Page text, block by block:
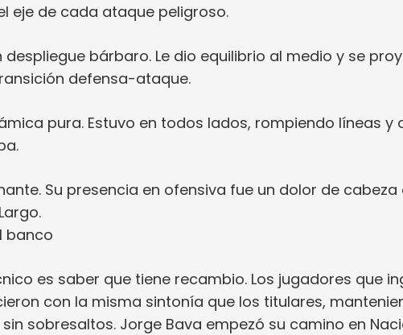
eje de cada ataque peligroso.
despliegue bárbaro. Le dio equilibrio al medio y se
defensa-ataque.
pura. Estuvo en todos lados, rompiendo líneas
Su presencia en ofensiva fue un dolor de
banco
es saber que tiene recambio. Los jugadores que
con la misma sintonía que los titulares,
sobresaltos. Jorge Bava empezó su camino en